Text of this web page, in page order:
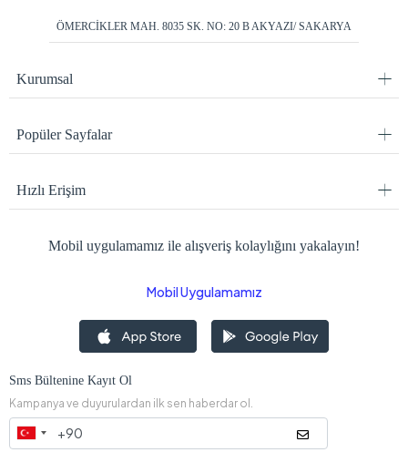
ÖMERCİKLER MAH. 8035 SK. NO: 20 B AKYAZI/ SAKARYA
Kurumsal
Popüler Sayfalar
Hızlı Erişim
Mobil uygulamamız ile alışveriş kolaylığını yakalayın!
Mobil Uygulamamız
Sms Bültenine Kayıt Ol
Kampanya ve duyurulardan ilk sen haberdar ol.